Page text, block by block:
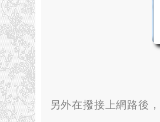
另外在撥接上網路後 ，